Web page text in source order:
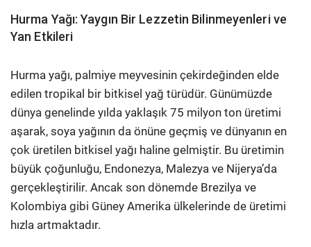
Hurma Yağı: Yaygın Bir Lezzetin Bilinmeyenleri ve
Yan Etkileri
Hurma yağı, palmiye meyvesinin çekirdeğinden elde
edilen tropikal bir bitkisel yağ türüdür. Günümüzde
dünya genelinde yılda yaklaşık 75 milyon ton üretimi
aşarak, soya yağının da önüne geçmiş ve dünyanın en
çok üretilen bitkisel yağı haline gelmiştir. Bu üretimin
büyük çoğunluğu, Endonezya, Malezya ve Nijerya’da
gerçekleştirilir. Ancak son dönemde Brezilya ve
Kolombiya gibi Güney Amerika ülkelerinde de üretimi
hızla artmaktadır.